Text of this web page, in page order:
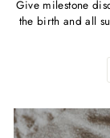
Give milestone
the birth and all